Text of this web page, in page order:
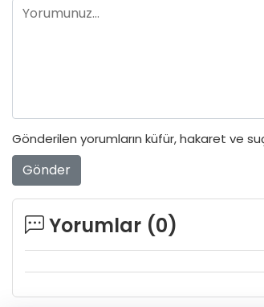
Gönderilen yorumların küfür, hakaret ve
Gönder
Yorumlar (0)